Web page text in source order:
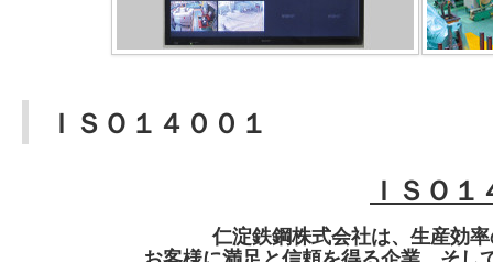
ＩＳＯ１４００１
ＩＳＯ
仁淀鉄鋼株式会社は、生産効